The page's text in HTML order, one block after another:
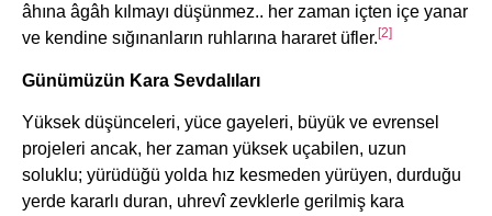
âhına âgâh kılmayı düşünmez.. her zaman içten içe yanar
ve kendine sığınanların ruhlarına hararet üfler. [2]
Günümüzün Kara Sevdalıları
Yüksek düşünceleri, yüce gayeleri, büyük ve evrensel
projeleri ancak, her zaman yüksek uçabilen, uzun
soluklu; yürüdüğü yolda hız kesmeden yürüyen, durduğu
yerde kararlı duran, uhrevî zevklerle gerilmiş kara